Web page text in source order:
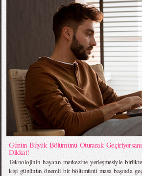
Günün Büyük Bölümünü Oturarak
Dikkat!
Teknolojinin hayatın merkezine yerleşmesiyle
kişi gününün önemli bir bölümünü masa başında